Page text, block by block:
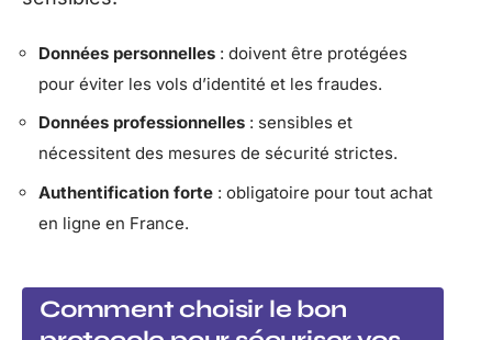
Données personnelles : doivent être protégées
pour éviter les vols d’identité et les fraudes.
Données professionnelles : sensibles et
nécessitent des mesures de sécurité strictes.
Authentification forte : obligatoire pour tout achat
en ligne en France.
Comment choisir le bon